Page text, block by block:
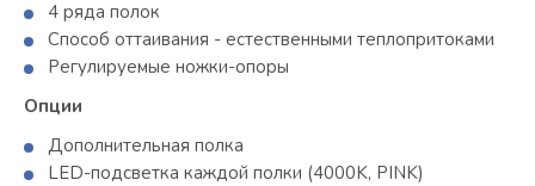
4 ряда полок
Способ оттаивания - естественными теплопритоками
Регулируемые ножки-опоры
Опции
Дополнительная полка
LED-подсветка каждой полки (4000K, PINK)